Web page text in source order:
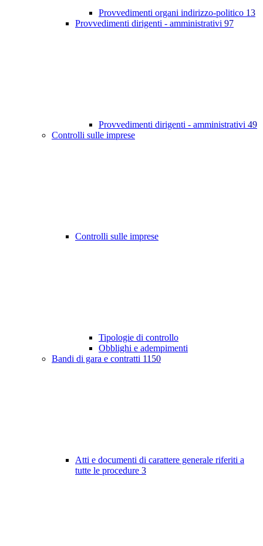
Provvedimenti organi indirizzo-politico 13
Provvedimenti dirigenti - amministrativi 97
Provvedimenti dirigenti - amministrativi 49
Controlli sulle imprese
Controlli sulle imprese
Tipologie di controllo
Obblighi e adempimenti
Bandi di gara e contratti 1150
Atti e documenti di carattere generale riferiti a
tutte le procedure 3